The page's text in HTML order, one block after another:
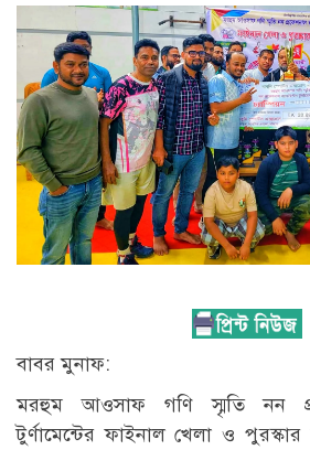
বাবর মুনাফ:
মরহুম আওসাফ গণি স্মৃতি নন
টুর্ণামেন্টের ফাইনাল খেলা ও